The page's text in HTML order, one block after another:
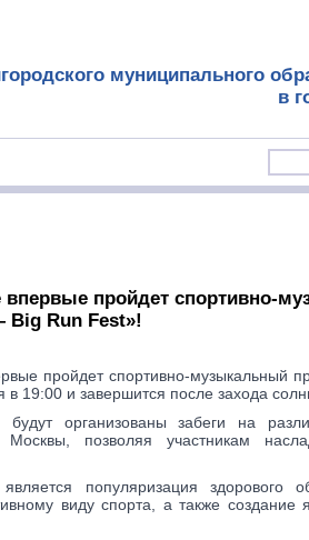
муниципального
в
пройдет спортивно-
Big Run Fest»!
пройдет спортивно-музыкальный
в 19:00 и завершится после захода
организованы забеги на
позволяя участникам
популяризация здорового
виду спорта, а также